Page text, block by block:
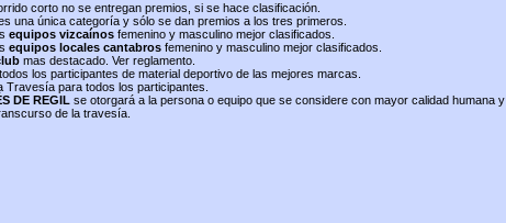
corto no se entregan premios, si se hace clasificación.
una única categoría y sólo se dan premios a los tres primeros.
equipos vizcaínos femenino y masculino mejor clasificados.
equipos locales cantabros femenino y masculino mejor clasificados.
mas destacado. Ver reglamento.
los participantes de material deportivo de las mejores marcas.
Travesía para todos los participantes.
DE REGIL se otorgará a la persona o equipo que se considere con mayor calidad humana y
de la travesía.